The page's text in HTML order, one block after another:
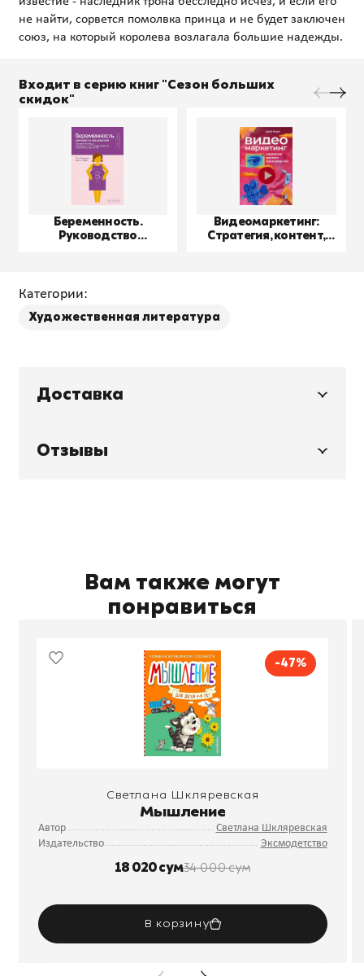
не найти, сорвется помолвка принца и не будет заключен
Входит в серию книг "Сезон больших
скидок"
Беременность.
Руководство
Видеомаркетинг:
Стратегия, контент,
Категории:
Художественная литература
Доставка
Отзывы
Вам также могут
понравиться
-47%
Светлана Шкляревская
Мышление
Автор
Светлана Шкляревская
Издательство
Эксмодетство
18 020 сум34 000 сум
В корзину